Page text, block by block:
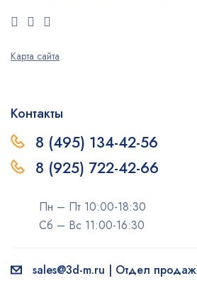
Карта сайта
Контакты
8 (495) 134-42-56
8 (925) 722-42-66
Пн – Пт 10:00-18:30
Сб – Вс 11:00-16:30
sales@3d-m.ru | Отдел продаж